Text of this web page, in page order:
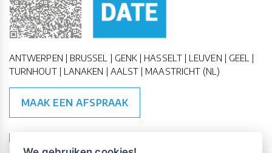
ANTWERPEN | BRUSSEL | GENK | HASSELT | LEUVEN | GEEL |
TURNHOUT | LANAKEN | AALST | MAASTRICHT (NL)
MAAK EEN AFSPRAAK
🇪🇺 🇧🇪